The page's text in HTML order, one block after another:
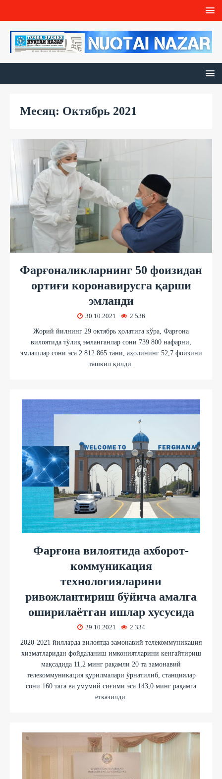
Месяц: Октябрь 2021
Фарғоналикларнинг 50 фоизидан
ортиғи коронавирусга қарши
эмланди
30.10.2021 2 536
Жорий йилнинг 29 октябрь ҳолатига кўра, Фарғона
вилоятида тўлиқ эмланганлар сони 739 800 нафарни,
эмлашлар сони эса 2 812 865 тани, аҳолининг 52,7 фоизини
ташкил қилди.
Фарғона вилоятида ахборот-
коммуникация
технологияларини
ривожлантириш бўйича амалга
оширилаётган ишлар хусусида
29.10.2021 2 334
2020-2021 йилларда вилоятда замонавий телекоммуникация
хизматларидан фойдаланиш имкониятларини кенгайтириш
мақсадида 11,2 минг рақамли 20 та замонавий
телекоммуникация қурилмалари ўрнатилиб, станциялар
сони 160 тага ва умумий сиғими эса 143,0 минг рақамга
етказилди.